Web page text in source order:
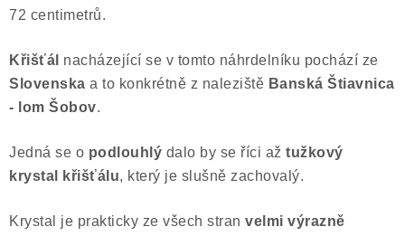
Formulář pro uplatnění reklamace
Poučení o právu na odstoupení od smlouvy
72 centimetrů.
Křišťál nacházející se v tomto náhrdelníku pochází ze
Slovenska a to konkrétně z naleziště Banská Štiavnica
- lom Šobov.
Jedná se o podlouhlý dalo by se říci až tužkový
krystal křišťálu, který je slušně zachovalý.
Krystal je prakticky ze všech stran velmi výrazně